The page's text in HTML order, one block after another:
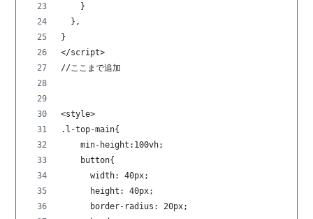
    }
  },
}
</script>
//ここまで追加
<style>
.l-top-main{
    min-height:100vh;
    button{
      width: 40px;
      height: 40px;
      border-radius: 20px;